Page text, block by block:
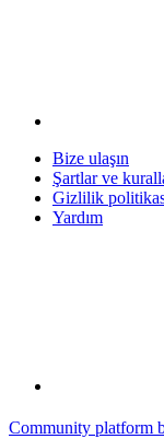
Bize ulaşın
Şartlar ve
Gizlilik
Yardım
Community platform